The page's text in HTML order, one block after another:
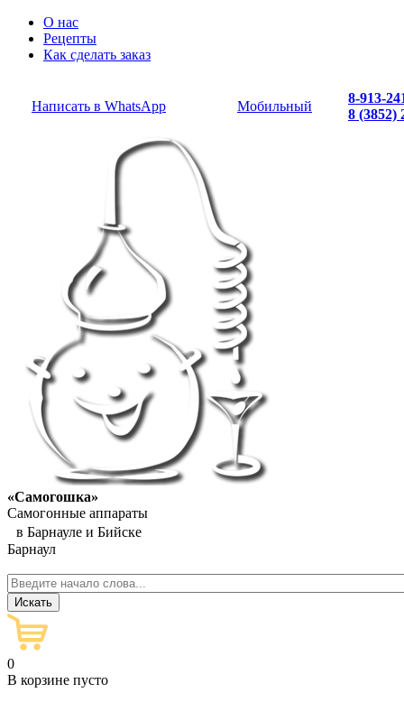
О нас
Рецепты
Как сделать заказ
Написать в WhatsApp Мобильный
8-913-
8 (3852)
«Самогошка»
Самогонные аппараты
в Барнауле и Бийске
Барнаул
0
В корзине пусто